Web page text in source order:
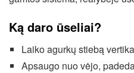
Ką daro ūseliai?
Laiko agurkų stiebą
Apsaugo nuo vėjo,